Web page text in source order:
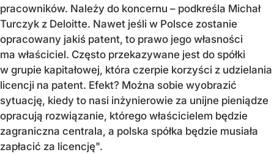
pracowników. Należy do koncernu – podkreśla Michał
Turczyk z Deloitte. Nawet jeśli w Polsce zostanie
opracowany jakiś patent, to prawo jego własności
ma właściciel. Często przekazywane jest do spółki
w grupie kapitałowej, która czerpie korzyści z udzielania
licencji na patent. Efekt? Można sobie wyobrazić
sytuację, kiedy to nasi inżynierowie za unijne pieniądze
opracują rozwiązanie, którego właścicielem będzie
zagraniczna centrala, a polska spółka będzie musiała
zapłacić za licencję".